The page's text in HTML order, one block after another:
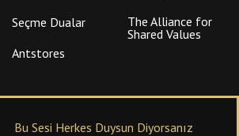
Seçme Dualar
The Alliance for
Shared Values
Antstores
Bu Sesi Herkes Duysun Diyorsanız